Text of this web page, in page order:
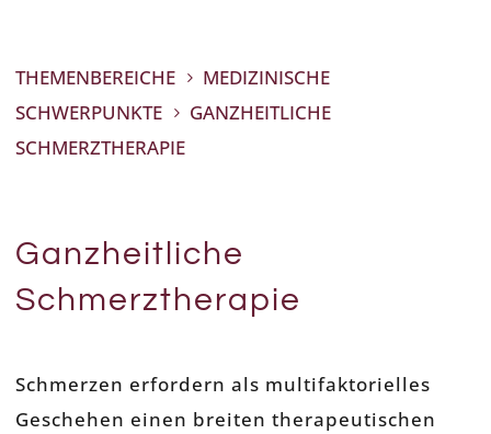
THEMENBEREICHE 5 MEDIZINISCHE
SCHWERPUNKTE
5 GANZHEITLICHE
SCHMERZTHERAPIE
Ganzheitliche
Schmerztherapie
Schmerzen erfordern als multifaktorielles
Geschehen einen breiten therapeutischen